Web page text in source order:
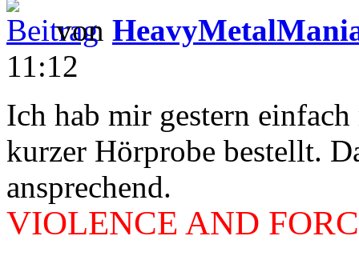
von
11:12
Ich hab mir gestern
kurzer Hörprobe bestellt.
ansprechend.
VIOLENCE AND